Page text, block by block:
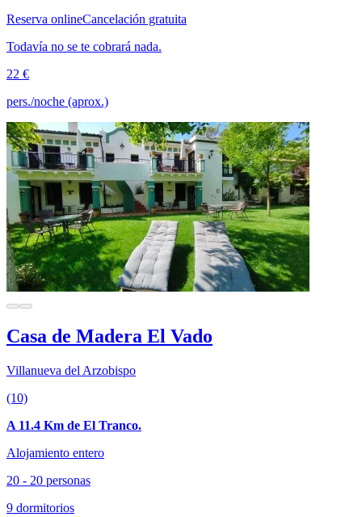
Reserva onlineCancelación gratuita
Todavía no se te cobrará nada.
22 €
pers./noche (aprox.)
Casa de Madera El Vado
Villanueva del Arzobispo
(10)
A 11.4 Km de El Tranco.
Alojamiento entero
20 - 20 personas
9 dormitorios